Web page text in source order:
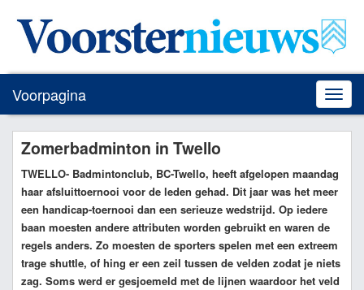
Toggle
Voorpagina
Zomerbadminton in Twello
TWELLO- Badmintonclub, BC-Twello, heeft afgelopen maandag
haar afsluittoernooi voor de leden gehad. Dit jaar was het meer
een handicap-toernooi dan een serieuze wedstrijd. Op iedere
baan moesten andere attributen worden gebruikt en waren de
regels anders. Zo moesten de sporters spelen met een extreem
trage shuttle, of hing er een zeil tussen de velden zodat je niets
zag. Soms werd er gesjoemeld met de lijnen waardoor het veld